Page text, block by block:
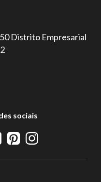
Distrito Empresarial
sociais